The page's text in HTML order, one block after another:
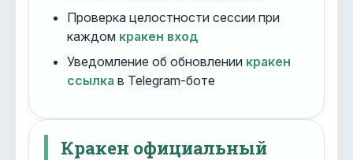
Проверка целостности сессии при
каждом кракен вход
Уведомление об обновлении кракен
ссылка в Telegram-боте
Кракен официальный